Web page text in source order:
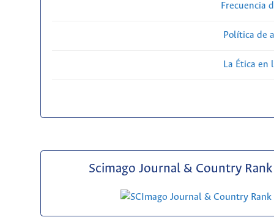
Frecuencia
Política de
La Ética en
Scimago Journal & Country Rank